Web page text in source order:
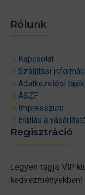
Rólunk
Kapcsolat
Szállítási
Adatkezelési
ÁSZF
Impresszum
Elállás a
Regisztráció
Legyen tagja VIP
kedvezményekben!